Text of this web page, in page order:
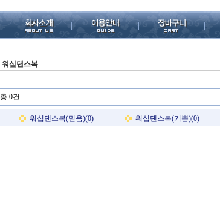
워십댄스복
총 0건
워십댄스복(믿음)(0) 워십댄스복(기쁨)(0)